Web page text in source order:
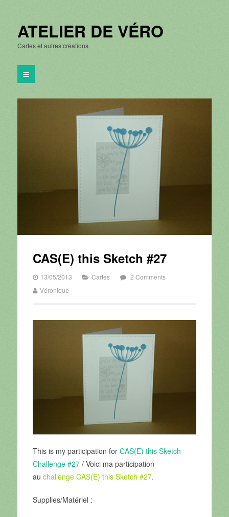
ATELIER DE VÉRO
Cartes et autres créations
CAS(E) this Sketch #27
13/05/2013 Cartes
2 Comments
Véronique
This is my participation for CAS(E) this Sketch
Challenge #27/ Voici ma participation
au challenge CAS(E) this Sketch #27.
Supplies/Matériel :